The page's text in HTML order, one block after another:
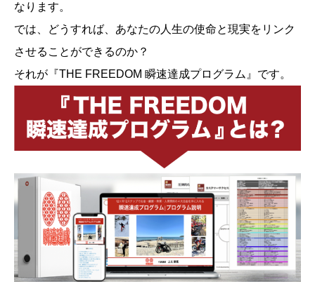
なります。
では、どうすれば、あなたの人生の使命と現実をリンク
させることができるのか？
それが『THE FREEDOM 瞬速達成プログラム』です。